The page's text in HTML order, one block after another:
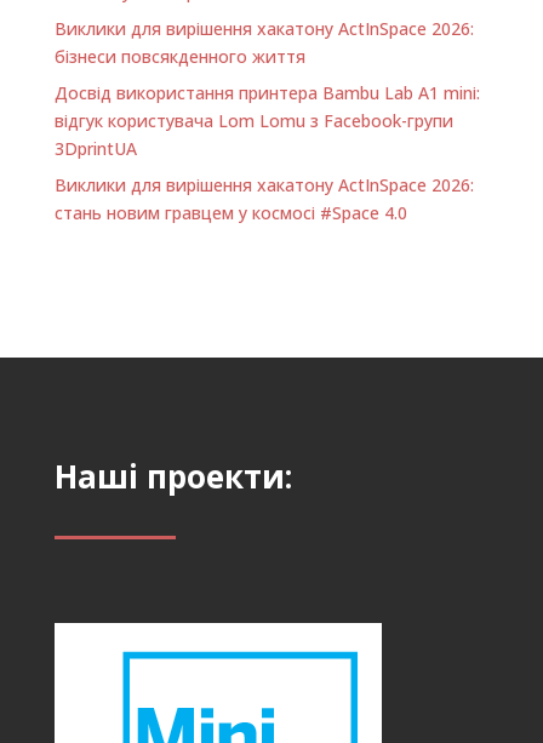
Виклики для вирішення хакатону ActInSpace 2026:
бізнеси повсякденного життя
Досвід використання принтера Bambu Lab A1 minі:
відгук користувача Lom Lomu з Facebook-групи
3DprintUA
Виклики для вирішення хакатону ActInSpace 2026:
стань новим гравцем у космосі #Space 4.0
Наші проекти: